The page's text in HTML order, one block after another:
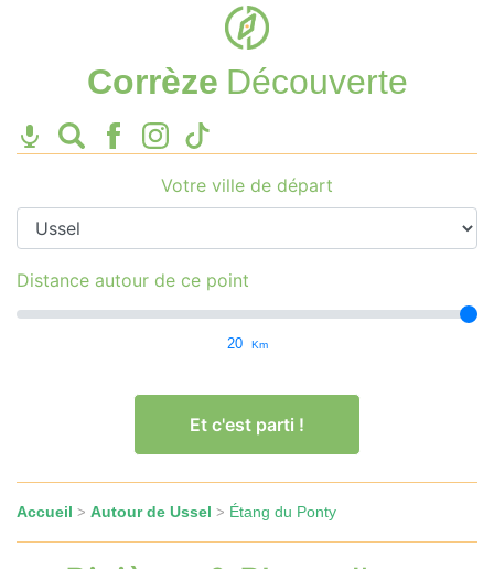
Corrèze Découverte
Votre ville de départ
Distance autour de ce point
20 Km
Et c'est parti !
Accueil > Autour de Ussel > Étang du Ponty